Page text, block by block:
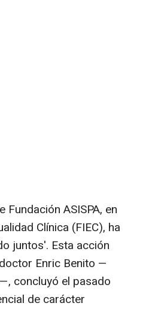
ASISPA, en
Clínica (FIEC), ha
juntos'. Esta acción
Enric Benito —
concluyó el pasado
de carácter